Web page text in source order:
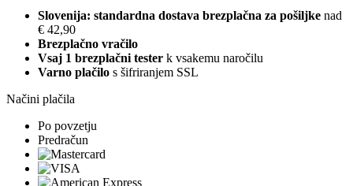
Slovenija: standardna dostava brezplačna za pošiljke nad
€ 42,90
Brezplačno vračilo
Vsaj 1 brezplačni tester k vsakemu naročilu
Varno plačilo s šifriranjem SSL
Načini plačila
Po povzetju
Predračun